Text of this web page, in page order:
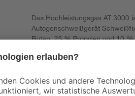
Das Hochleistungsgas AT 3000
Autogenschweißgerät
Butan, 25 % Propylen und 10